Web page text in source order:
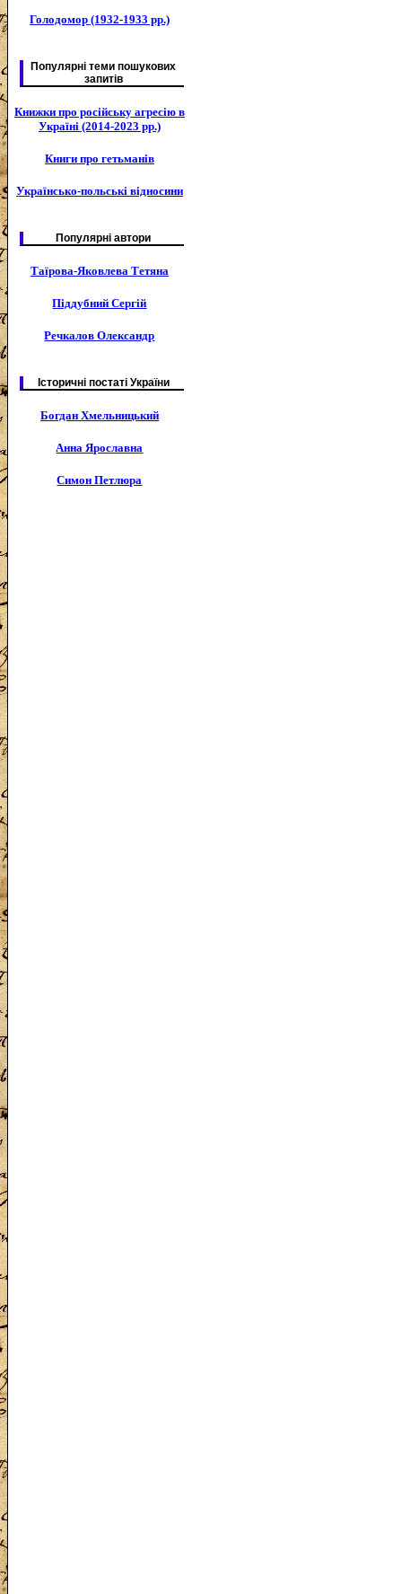
Голодомор (1932-1933 рр.)
Популярні теми пошукових
запитів
Книжки про російську агресію в
Україні (2014-2023 рр.)
Книги про гетьманів
Українсько-польські відносини
Популярні автори
Таїрова-Яковлева Тетяна
Піддубний Сергій
Речкалов Олександр
Історичні постаті України
Богдан Хмельницький
Анна Ярославна
Симон Петлюра